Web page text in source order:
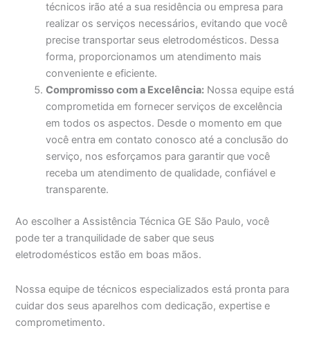
técnicos irão até a sua residência ou empresa para
realizar os serviços necessários, evitando que você
precise transportar seus eletrodomésticos. Dessa
forma, proporcionamos um atendimento mais
conveniente e eficiente.
Compromisso com a Excelência: Nossa equipe está
comprometida em fornecer serviços de excelência
em todos os aspectos. Desde o momento em que
você entra em contato conosco até a conclusão do
serviço, nos esforçamos para garantir que você
receba um atendimento de qualidade, confiável e
transparente.
Ao escolher a Assistência Técnica GE São Paulo, você
pode ter a tranquilidade de saber que seus
eletrodomésticos estão em boas mãos.
Nossa equipe de técnicos especializados está pronta para
cuidar dos seus aparelhos com dedicação, expertise e
comprometimento.